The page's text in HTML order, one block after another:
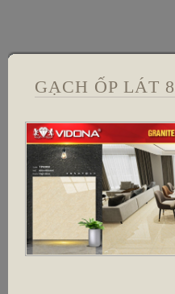
GẠCH ỐP LÁT